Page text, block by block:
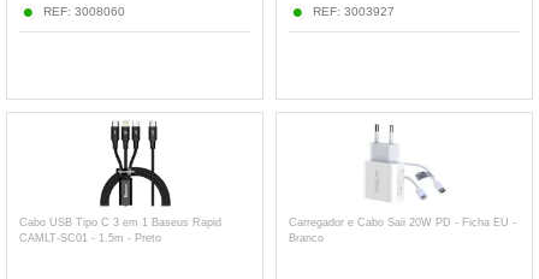
REF: 3008060 REF: 3003927
Cabo USB Tipo C 3 em 1 Baseus Rapid
CAMLT-SC01 - 1.5m - Preto
Carregador e Cabo Saii 20W PD - Ficha EU -
Branco